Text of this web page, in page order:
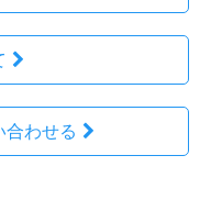
合わせる